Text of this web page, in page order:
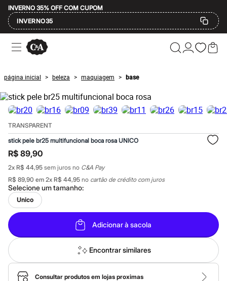
INVERNO 35% OFF COM CUPOM
INVERNO35
Ofertas
Compre por Departamento
Masculino
Infantil
Calçados
Mindse7
Plus Size
Até 40% off
Até 60% off
A partir de 60% off
Feminino
Em alta
Inverno
Alfaiataria
Novidades
Roupas
Blusas e Camisetas
Básicos
Calças
Casacos e Jaquetas
Jeans
Macacões
Saias
Shorts e Bermudas
página inicial > beleza > maquiagem > base
TRANSPARENT
stick pele br25 multifuncional boca rosa UNICO
R$ 89,90
2x R$ 44,95 sem juros no C&A Pay
R$ 89,90 em 2x R$ 44,95 no cartão de crédito com juros
Selecione umtamanho:
Unico
Adicionar à sacola
Encontrar similares
Consultar produtos em lojas proximas